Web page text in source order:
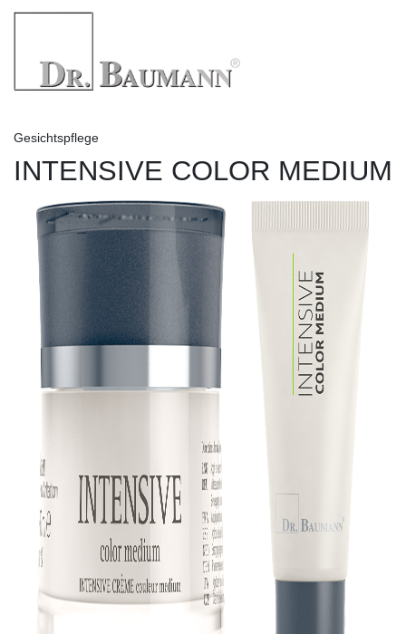
Gesichtspflege
INTENSIVE COLOR MEDIUM